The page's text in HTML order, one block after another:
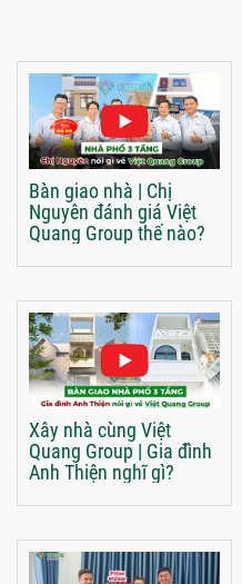
Bàn giao nhà | Chị
Nguyên đánh giá Việt
Quang Group thế nào?
Xây nhà cùng Việt
Quang Group | Gia đình
Anh Thiện nghĩ gì?